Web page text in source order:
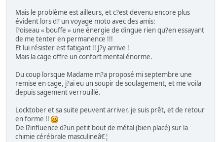
Mais le problème est ailleurs, et c?est devenu encore plus
évident lors d? un voyage moto avec des amis:
l?oiseau « bouffe » une énergie de dingue rien qu?en essayant
de me tenter en permanence !!!
Et lui résister est fatigant !! J?y arrive !
Mais la cage offre un confort mental énorme.
Du coup lorsque Madame m?a proposé mi septembre une
remise en cage, j?ai eu un soupir de soulagement, et me voila
depuis sagement verrouillé.
Locktober et sa suite peuvent arriver, je suis prêt, et de retour
en forme !!
De l?influence d?un petit bout de métal (bien placé) sur la
chimie cérébrale masculineâ€¦